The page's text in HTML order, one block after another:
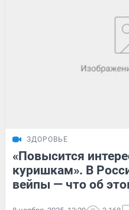
ЗДОРОВЬЕ
«Повысится
куришкам». В
вейпы — что об